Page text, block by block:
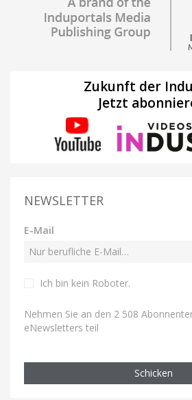
Zukunft der
Jetzt
NEWSLETTER
E-Mail
Ich bin kein Roboter.
Nehmen Sie an den 2 508
eNewsletters teil
Schicken